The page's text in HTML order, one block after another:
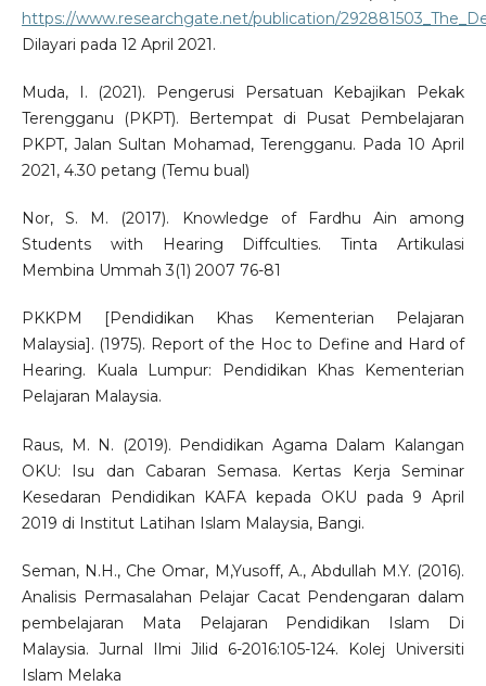
https://www.researchgate.net/publication/
Dilayari pada 12 April 2021.
Muda, I. (2021). Pengerusi Persatuan Kebajikan Pekak
Terengganu (PKPT). Bertempat di Pusat Pembelajaran
PKPT, Jalan Sultan Mohamad, Terengganu. Pada 10 April
2021, 4.30 petang (Temu bual)
Nor, S. M. (2017). Knowledge of Fardhu Ain among
Students with Hearing Diffculties. Tinta Artikulasi
Membina Ummah 3(1) 2007 76-81
PKKPM [Pendidikan Khas Kementerian Pelajaran
Malaysia]. (1975). Report of the Hoc to Define and Hard of
Hearing. Kuala Lumpur: Pendidikan Khas Kementerian
Pelajaran Malaysia.
Raus, M. N. (2019). Pendidikan Agama Dalam Kalangan
OKU: Isu dan Cabaran Semasa. Kertas Kerja Seminar
Kesedaran Pendidikan KAFA kepada OKU pada 9 April
2019 di Institut Latihan Islam Malaysia, Bangi.
Seman, N.H., Che Omar, M,Yusoff, A., Abdullah M.Y. (2016).
Analisis Permasalahan Pelajar Cacat Pendengaran dalam
pembelajaran Mata Pelajaran Pendidikan Islam Di
Malaysia. Jurnal Ilmi Jilid 6-2016:105-124. Kolej Universiti
Islam Melaka